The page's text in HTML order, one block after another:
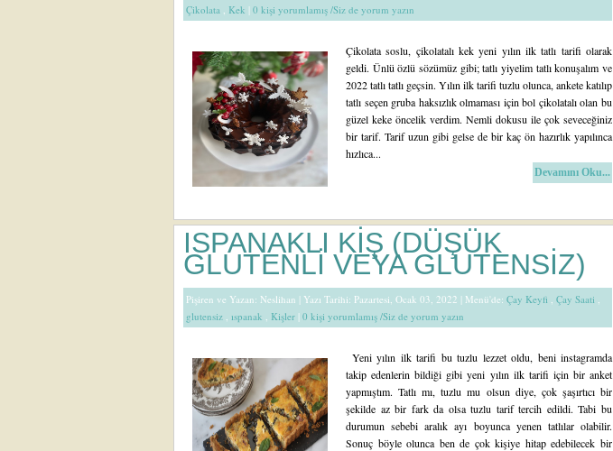
Çikolata , Kek | 0 kişi yorumlamış /Siz de yorum yazın
Çikolata soslu, çikolatalı kek yeni yılın ilk tatlı tarifi olarak
geldi. Ünlü özlü sözümüz gibi; tatlı yiyelim tatlı konuşalım ve
2022 tatlı tatlı geçsin. Yılın ilk tarifi tuzlu olunca, ankete katılıp
tatlı seçen gruba haksızlık olmaması için bol çikolatalı olan bu
güzel keke öncelik verdim. Nemli dokusu ile çok seveceğiniz
bir tarif. Tarif uzun gibi gelse de bir kaç ön hazırlık yapılınca
hızlıca...
Devamını Oku...
ISPANAKLI KİŞ (DÜŞÜK
GLUTENLİ VEYA GLUTENSİZ)
Pişiren ve Yazan: Neslihan | Yazı Tarihi: Pazartesi, Ocak 03, 2022 | Menü'de: Çay Keyfi , Çay Saati ,
glutensiz , ıspanak , Kişler | 0 kişi yorumlamış /Siz de yorum yazın
Yeni yılın ilk tarifi bu tuzlu lezzet oldu, beni instagramda
takip edenlerin bildiği gibi yeni yılın ilk tarifi için bir anket
yapmıştım. Tatlı mı, tuzlu mu olsun diye, çok şaşırtıcı bir
şekilde az bir fark da olsa tuzlu tarif tercih edildi. Tabi bu
durumun sebebi aralık ayı boyunca yenen tatlılar olabilir.
Sonuç böyle olunca ben de çok kişiye hitap edebilecek bir